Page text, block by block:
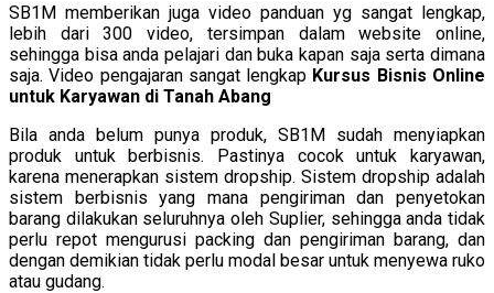
SB1M memberikan juga video panduan yg sangat lengkap,
lebih dari 300 video, tersimpan dalam website online,
sehingga bisa anda pelajari dan buka kapan saja serta dimana
saja. Video pengajaran sangat lengkap Kursus Bisnis Online
untuk Karyawan di Tanah Abang
Bila anda belum punya produk, SB1M sudah menyiapkan
produk untuk berbisnis. Pastinya cocok untuk karyawan,
karena menerapkan sistem dropship. Sistem dropship adalah
sistem berbisnis yang mana pengiriman dan penyetokan
barang dilakukan seluruhnya oleh Suplier, sehingga anda tidak
perlu repot mengurusi packing dan pengiriman barang, dan
dengan demikian tidak perlu modal besar untuk menyewa ruko
atau gudang.